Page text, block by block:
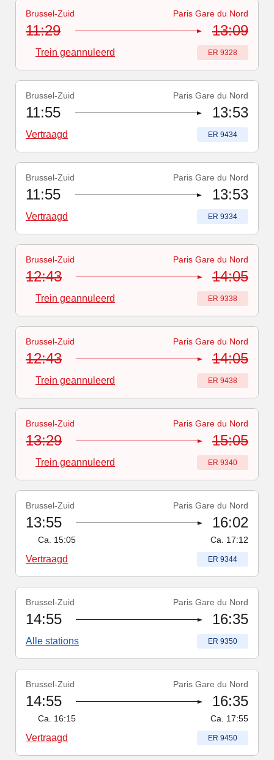
Treinnummer:
ER 9328-Trein geannuleerd
Brussel-Zuid Paris Gare du Nord
11:29 13:09
Trein geannuleerd Treinnummer
ER 9328
Treinnummer:
ER 9434-Vertraagd
Brussel-Zuid Paris Gare du Nord
11:55 13:53
Vertraagd Treinnummer
ER 9434
Treinnummer:
ER 9334-Vertraagd
Brussel-Zuid Paris Gare du Nord
11:55 13:53
Vertraagd Treinnummer
ER 9334
Treinnummer:
ER 9338-Trein geannuleerd
Brussel-Zuid Paris Gare du Nord
12:43 14:05
Trein geannuleerd Treinnummer
ER 9338
Treinnummer:
ER 9438-Trein geannuleerd
Brussel-Zuid Paris Gare du Nord
12:43 14:05
Trein geannuleerd Treinnummer
ER 9438
Treinnummer:
ER 9340-Trein geannuleerd
Brussel-Zuid Paris Gare du Nord
13:29 15:05
Trein geannuleerd Treinnummer
ER 9340
Treinnummer:
ER 9344-Vertraagd
Brussel-Zuid Paris Gare du Nord
13:55 16:02
Ca. 15:05 Ca. 17:12
Vertraagd Treinnummer
ER 9344
Treinnummer:
ER 9350
Brussel-Zuid Paris Gare du Nord
14:55 16:35
Alle stations Treinnummer
ER 9350
Treinnummer:
ER 9450-Vertraagd
Brussel-Zuid Paris Gare du Nord
14:55 16:35
Ca. 16:15 Ca. 17:55
Vertraagd Treinnummer
ER 9450